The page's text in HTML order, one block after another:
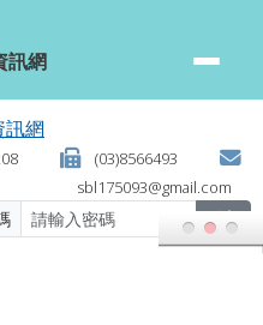
學全球資訊網
訊網
(03)8566493
sbl175093@gmail.com
登入